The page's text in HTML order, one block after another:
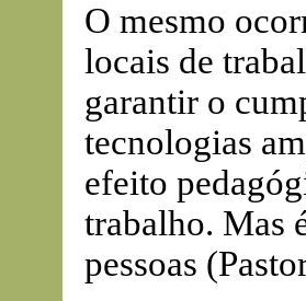
O mesmo
locais de
garantir o
tecnologias
efeito
trabalho. Mas
pessoas